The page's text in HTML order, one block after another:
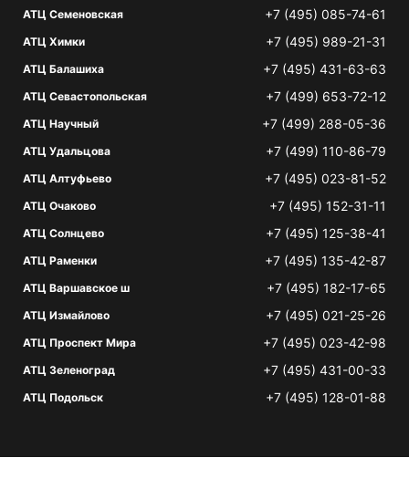
АТЦ Семеновская +7 (495) 085-74-61
АТЦ Химки +7 (495) 989-21-31
АТЦ Балашиха +7 (495) 431-63-63
АТЦ Севастопольская +7 (499) 653-72-12
АТЦ Научный +7 (499) 288-05-36
АТЦ Удальцова +7 (499) 110-86-79
АТЦ Алтуфьево +7 (495) 023-81-52
АТЦ Очаково +7 (495) 152-31-11
АТЦ Солнцево +7 (495) 125-38-41
АТЦ Раменки +7 (495) 135-42-87
АТЦ Варшавское ш +7 (495) 182-17-65
АТЦ Измайлово +7 (495) 021-25-26
АТЦ Проспект Мира +7 (495) 023-42-98
АТЦ Зеленоград +7 (495) 431-00-33
АТЦ Подольск +7 (495) 128-01-88